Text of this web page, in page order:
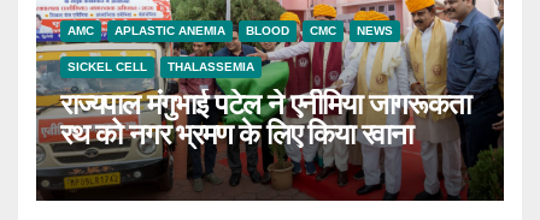
AMC APLASTIC ANEMIA BLOOD CMC NEWS
SICKEL CELL THALASSEMIA
राज्यपाल मंगुभाई पटेल ने एनीमिया जागरूकता
रथ को नगर भ्रमण के लिए किया रवाना